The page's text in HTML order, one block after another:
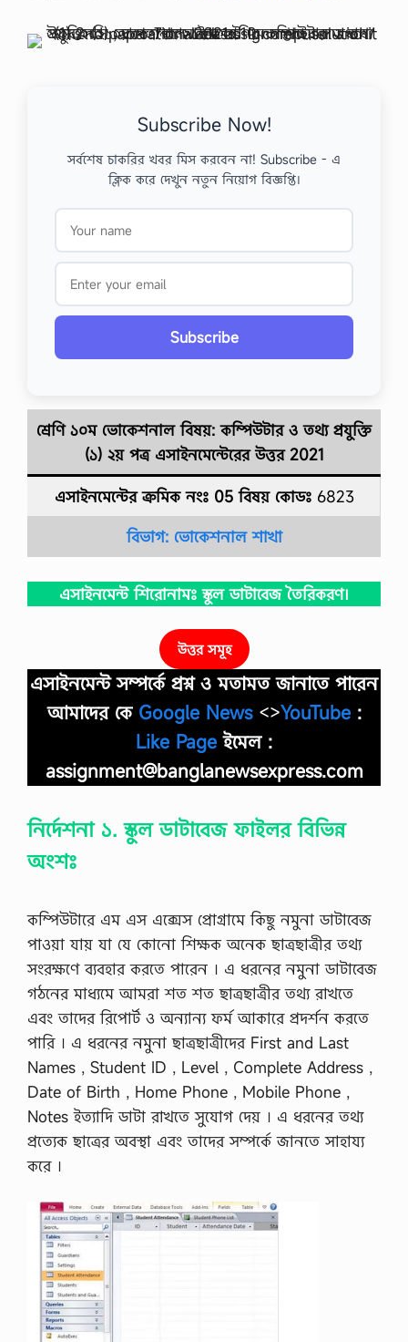
Subscribe Now!
সর্বশেষ চাকরির খবর মিস করবেন না! Subscribe - এ
ক্লিক করে দেখুন নতুন নিয়োগ বিজ্ঞপ্তি।
Subscribe
শ্রেণি ১০ম ভোকেশনাল বিষয়: কম্পিউটার ও তথ্য প্রযুক্তি
(১) ২য় পত্র এসাইনমেন্টেরের উত্তর2021
এসাইনমেন্টের ক্রমিক নংঃ 05বিষয় কোডঃ 6823
বিভাগ: ভোকেশনাল শাখা
এসাইনমেন্ট শিরোনামঃ স্কুল ডাটাবেজ তৈরিকরণ।
উত্তর সমূহ
এসাইনমেন্ট সম্পর্কে প্রশ্ন ও মতামত জানাতে পারেন
আমাদের কে Google News<>YouTube :
Like Page ইমেল :
assignment@banglanewsexpress.com
নির্দেশনা ১. স্কুল ডাটাবেজ ফাইলর বিভিন্ন
অংশঃ
কম্পিউটারে এম এস এক্সেস প্রােগ্রামে কিছু নমুনা ডাটাবেজ
পাওয়া যায় যা যে কোনাে শিক্ষক অনেক ছাত্রছাত্রীর তথ্য
সংরক্ষণে ব্যবহার করতে পারেন । এ ধরনের নমুনা ডাটাবেজ
গঠনের মাধ্যমে আমরা শত শত ছাত্রছাত্রীর তথ্য রাখতে
এবং তাদের রিপাের্ট ও অন্যান্য ফর্ম আকারে প্রদর্শন করতে
পারি । এ ধরনের নমুনা ছাত্রছাত্রীদের First and Last
Names , Student ID , Level , Complete Address ,
Date of Birth , Home Phone , Mobile Phone ,
Notes ইত্যাদি ডাটা রাখতে সুযােগ দেয় । এ ধরনের তথ্য
প্রত্যেক ছাত্রের অবস্থা এবং তাদের সম্পর্কে জানতে সাহায্য
করে ।